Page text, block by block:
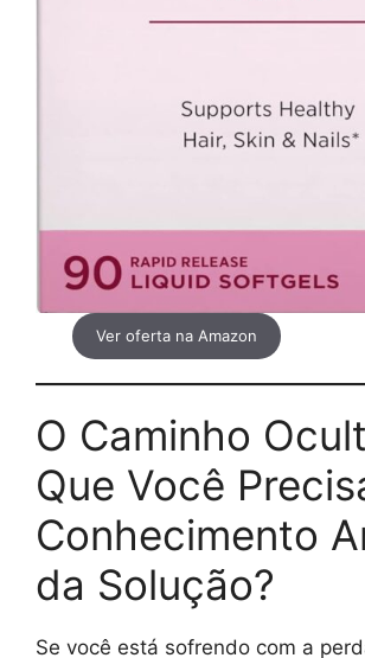
Ver oferta na Amazon
O Caminho
Que Você
Conhecimento
da Solução?
Se você está sofrendo com a